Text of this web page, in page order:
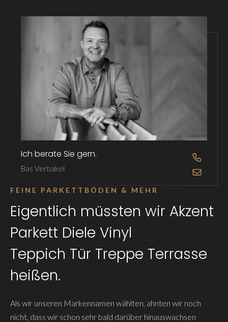
Ich berate Sie gern.
Bas Verbakel
OPEN
OPEN
FEINE PARKETTBÖDEN & MEHR
Eigentlich müssten wir Akzent
Parkett Diele Vinyl
Teppich Tür Treppe Terrasse
heißen.
Als wir unseren Markennamen wählten, ahnten wir noch
nicht, dass wir schon sehr bald darüber hinauswachsen